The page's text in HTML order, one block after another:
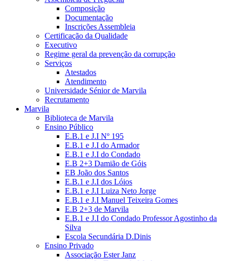
Composição
Documentação
Inscrições Assembleia
Certificação da Qualidade
Executivo
Regime geral da prevenção da corrupção
Serviços
Atestados
Atendimento
Universidade Sénior de Marvila
Recrutamento
Marvila
Biblioteca de Marvila
Ensino Público
E.B.1 e J.I Nº 195
E.B.1 e J.I do Armador
E.B.1 e J.I do Condado
E.B 2+3 Damião de Góis
EB João dos Santos
E.B.1 e J.I dos Lóios
E.B.1 e J.I Luiza Neto Jorge
E.B.1 e J.I Manuel Teixeira Gomes
E.B 2+3 de Marvila
E.B.1 e J.I do Condado Professor Agostinho da
Silva
Escola Secundária D.Dinis
Ensino Privado
Associação Ester Janz